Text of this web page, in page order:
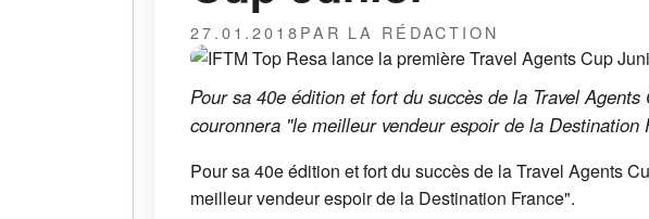
27.01.2018PAR LA RÉDACTION
Pour sa 40e édition et fort du succès de la Travel
couronnera "le meilleur vendeur espoir de la Destination
Pour sa 40e édition et fort du succès de la Travel Agents
meilleur vendeur espoir de la Destination France".